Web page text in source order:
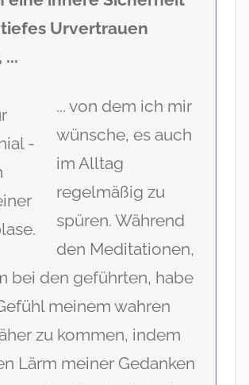
Urvertrauen
... von dem ich mir
wünsche, es auch
im Alltag
regelmäßig zu
spüren. Während
den Meditationen,
bei den geführten, habe
meinem wahren
zu kommen, indem
Lärm meiner Gedanken